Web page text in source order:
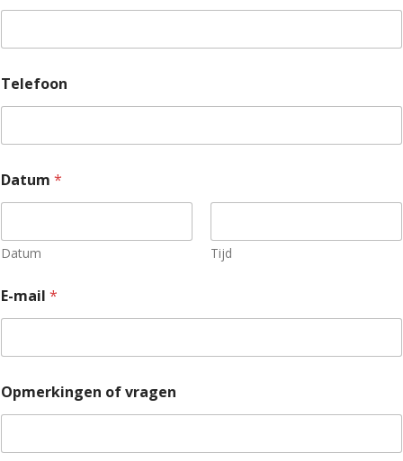
Telefoon
*
(
p
t
o
n
e
l
Datum *
Datum Tijd
E-mail *
Opmerkingen of vragen